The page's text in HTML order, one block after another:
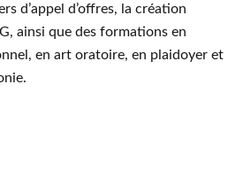
d’appel d’offres, la création
ainsi que des formations en
en art oratoire, en plaidoyer et